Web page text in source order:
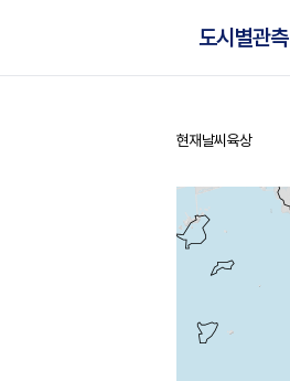
도시별관측
홈
현재날씨 육상